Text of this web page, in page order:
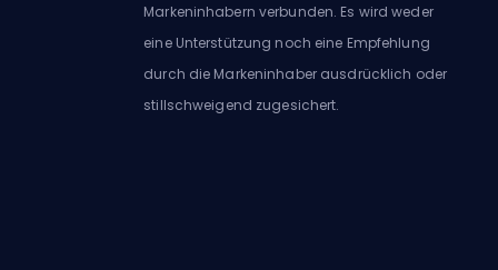
Markeninhabern verbunden. Es wird weder
eine Unterstützung noch eine Empfehlung
durch die Markeninhaber ausdrücklich oder
stillschweigend zugesichert.